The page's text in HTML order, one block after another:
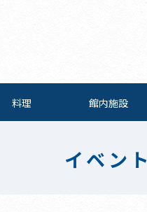
料理 館内施設
イベント